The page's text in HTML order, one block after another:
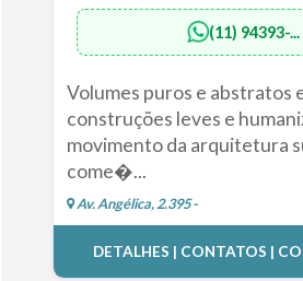
(11) 94393-...
Volumes puros e abstratos
construções leves e
movimento da arquitetura
come�...
Av. Angélica, 2.395 -
DETALHES | CONTATOS |